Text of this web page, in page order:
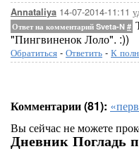
Annataliya 14-07-2014-11:11
Ответ на комментарий Sveta-N #
"Пингвиненок Лоло". :))
Обратиться - Ответить - К
Комментарии (81):
Вы сейчас не можете
Дневник Погладь